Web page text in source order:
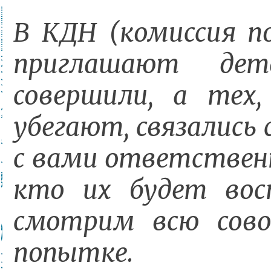
В КДН (комиссия
приглашают
совершили, а
убегают,
с вами
кто их будет
смотрим всю
попытке.